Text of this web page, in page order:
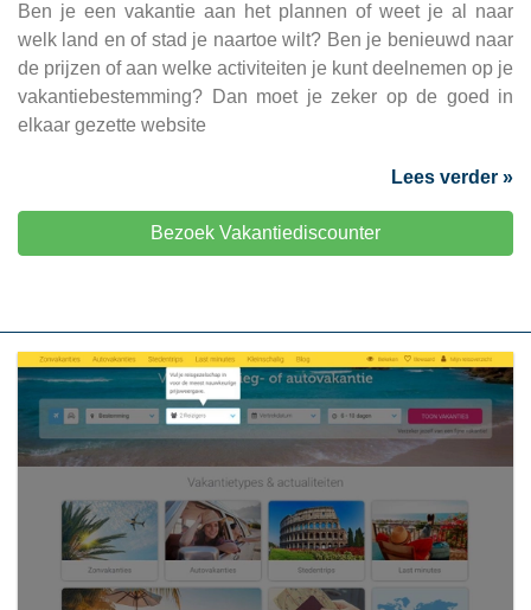
Ben je een vakantie aan het plannen of weet je al naar
welk land en of stad je naartoe wilt? Ben je benieuwd naar
de prijzen of aan welke activiteiten je kunt deelnemen op je
vakantiebestemming? Dan moet je zeker op de goed in
elkaar gezette website
Lees verder »
Bezoek Vakantiediscounter